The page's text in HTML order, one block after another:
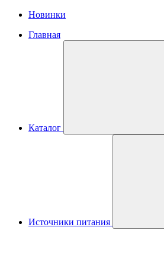
Новинки
Главная
Каталог
Источники питания